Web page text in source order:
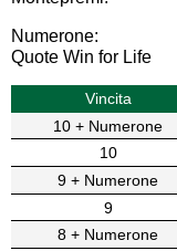
Numerone:
Quote Win for Life
Vincita
10 + Numerone
10
9 + Numerone
9
8 + Numerone